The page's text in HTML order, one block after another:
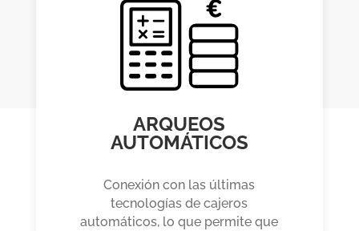
ARQUEOS
AUTOMÁTICOS
Conexión con las últimas
tecnologías de cajeros
automáticos, lo que permite que